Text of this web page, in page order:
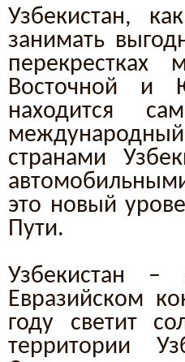
Узбекистан,
занимать
Восточной и
находится
странами
это новый
Пути.
Узбекистан
Евразийском
году светит
территории